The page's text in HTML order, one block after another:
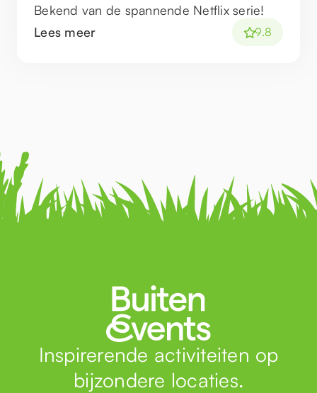
Bekend van de spannende Netflix serie!
Lees meer
9.8
Inspirerende activiteiten op
bijzondere locaties.